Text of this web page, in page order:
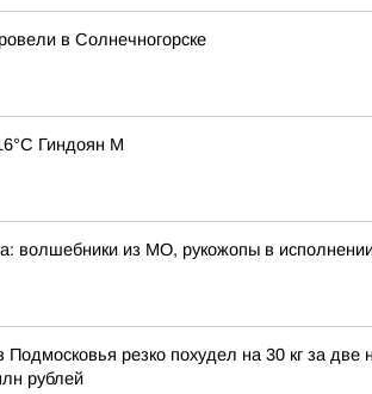
в Солнечногорске
Гиндоян М
волшебники из МО, рукожопы в
резко похудел на 30 кг за
рублей